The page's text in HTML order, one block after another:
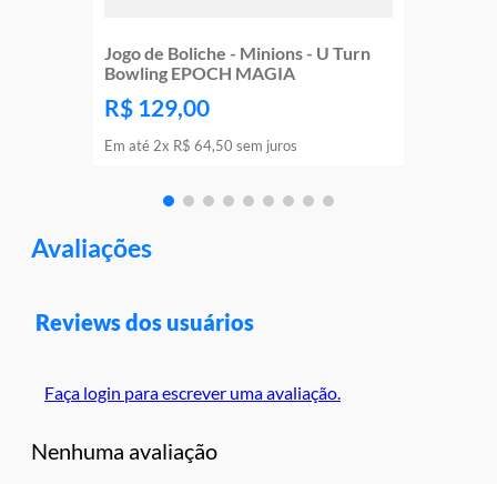
Jogo de Boliche - Minions - U Turn
Bowling EPOCH MAGIA
R$ 129,00
Em até 2x R$ 64,50 sem juros
Avaliações
Reviews dos usuários
Faça login para escrever uma avaliação.
Nenhuma avaliação